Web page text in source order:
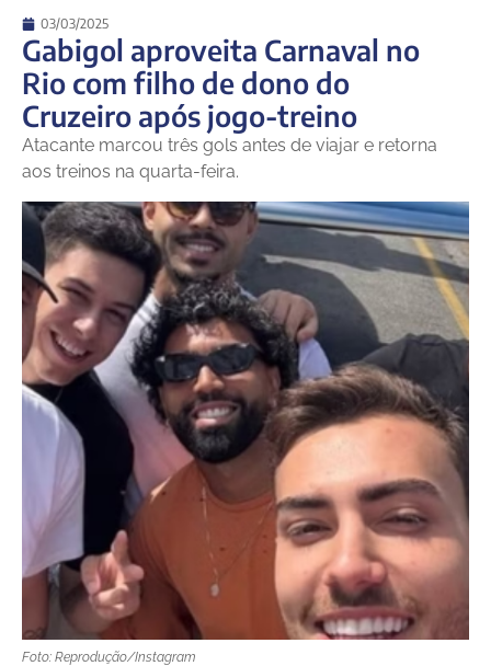
03/03/2025
Gabigol aproveita Carnaval no
Rio com filho de dono do
Cruzeiro após jogo-treino
Atacante marcou três gols antes de viajar e retorna
aos treinos na quarta-feira.
Foto: Reprodução/Instagram